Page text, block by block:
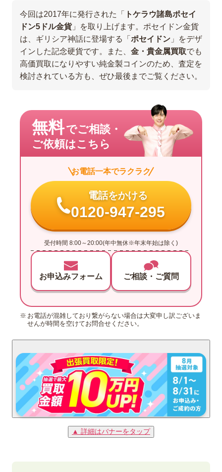
今回は2017年に発行された「
トケラウ諸島ポセイ
ドン5ドル金貨」を取り上げます。ポセイドン金貨
は、ギリシア神話に登場する「 ポセイドン 」をデザ
インした記念硬貨です。また、 金・貴金属買取でも
高価買取になりやすい純金製コインのため、査定を
検討されている方も、ぜひ最後までご覧ください。
無料でご相談・
ご依頼はこちら
お電話一本でラクラク
電話をかける
0120-947-295
受付時間 8:00～20:00(年中無休※年末年始は除く)
お申込みフォーム ご相談・ご質問
お電話が混雑しており繋がらない場合は大変申し訳ございま
せんが時間を空けてお問合せください。
▲ 詳細はバナーをタップ